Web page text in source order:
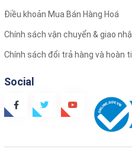
Điều khoản Mua Bán Hàng Hoá
Chính sách vận chuyển & giao
Chính sách đổi trả hàng và hoàn
Social